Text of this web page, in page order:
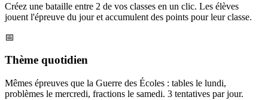
Créez une bataille entre 2 de vos classes en un clic. Les élèves
jouent l'épreuve du jour et accumulent des points pour leur classe.
📅
Thème quotidien
Mêmes épreuves que la Guerre des Écoles : tables le lundi,
problèmes le mercredi, fractions le samedi. 3 tentatives par jour.